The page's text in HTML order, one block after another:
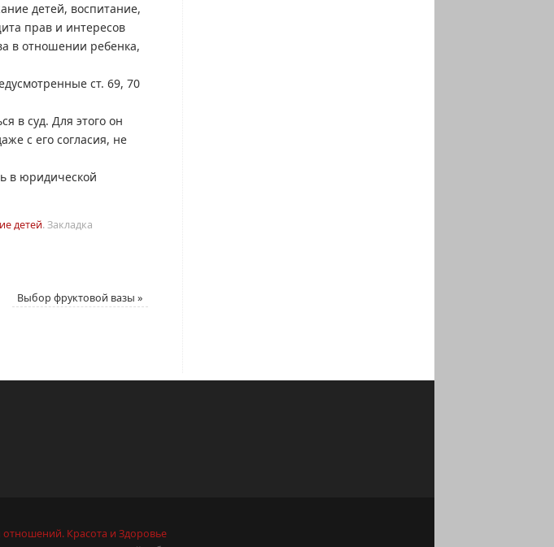
детей, воспитание,
прав и интересов
в отношении ребенка,
ст. 69, 70
в суд. Для этого он
с его согласия, не
в юридической
детей.Закладка
Выбор фруктовой вазы»
отношений. Красота и Здоровье